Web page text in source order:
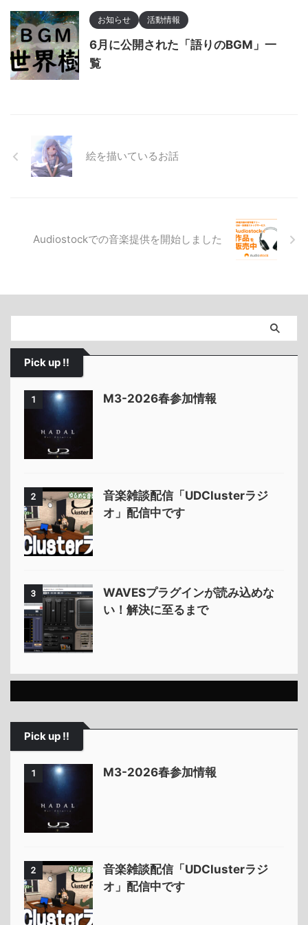
お知らせ 活動情報
6月に公開された「語りのBGM」一
覧
絵を描いているお話
Audiostockでの音楽提供を開始しました
Pick up !!
1 M3-2026春参加情報
2
音楽雑談配信「UDClusterラジ
オ」配信中です
3
WAVESプラグインが読み込めな
い！解決に至るまで
Pick up !!
1 M3-2026春参加情報
2
音楽雑談配信「UDClusterラジ
オ」配信中です